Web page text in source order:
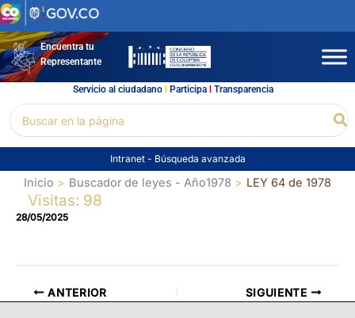
Ir
al
contenidoEncuentra tu
Representante
Servicio al ciudadano l Participal Transparencia
por:
Intranet - Búsqueda avanzada
Inicio Buscador de leyes - Año1978 LEY 64 de 1978
Visitas: 98
28/05/2025
ANTERIOR SIGUIENTE